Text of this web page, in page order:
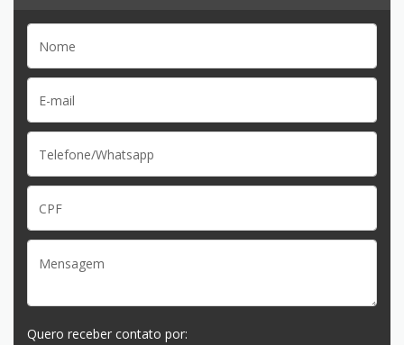
Quero receber contato por: